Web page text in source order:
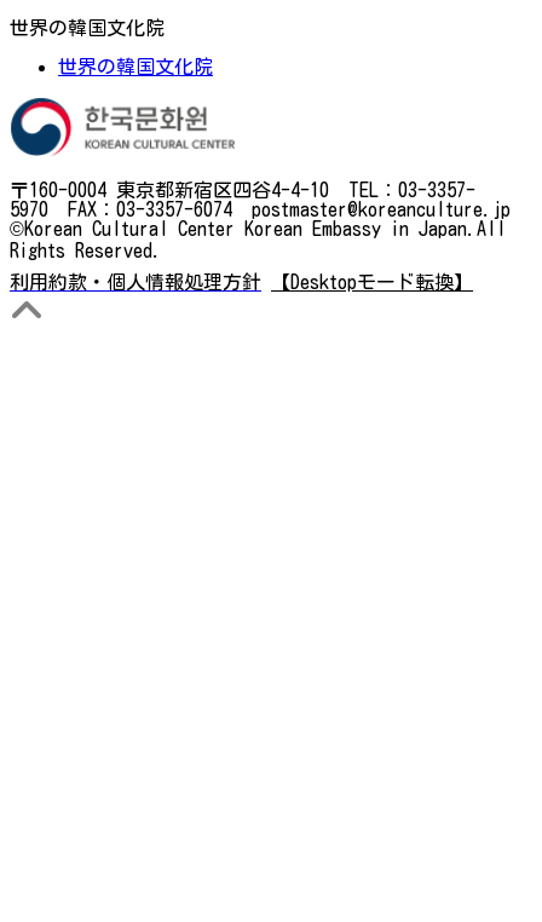
世界の韓国文化院
世界の韓国文化院
〒160-0004 東京都新宿区四谷4-4-10 TEL：03-3357-
5970 FAX：03-3357-6074 postmaster@koreanculture.jp
©Korean Cultural Center Korean Embassy in Japan.All
Rights Reserved.
利用約款・個人情報処理方針
【Desktopモード転換】